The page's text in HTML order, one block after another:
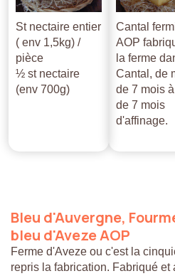
St nectaire entier
( env 1,5kg) /
pièce
½ st nectaire
(env 700g)
Cantal
AOP
la ferme
Cantal, de
de 7 mois
de 7 mois
d'affinage.
Bleu d'Auvergne,
bleu d'AvezeAOP
Ferme d'Aveze ou c'est la
repris la fabrication. Fabriqué et